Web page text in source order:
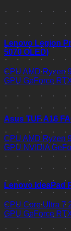
Lenovo Legion
5070 OLED)
CPU AMD Ryzen
GPU GeForce
Asus TUF A16
CPU AMD Ryzen
GPU NVIDIA
Lenovo IdeaPad
CPU Core Ultra 7
GPU GeForce